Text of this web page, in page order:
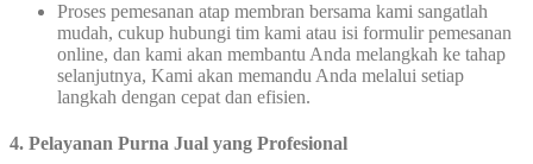
Proses pemesanan atap membran bersama kami sangatlah
mudah, cukup hubungi tim kami atau isi formulir pemesanan
online, dan kami akan membantu Anda melangkah ke tahap
selanjutnya, Kami akan memandu Anda melalui setiap
langkah dengan cepat dan efisien.
4. Pelayanan Purna Jual yang Profesional